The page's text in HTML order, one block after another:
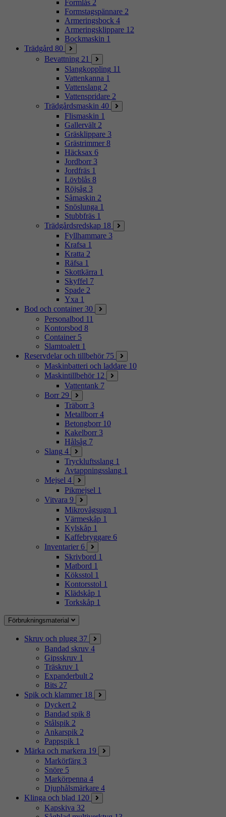
Formlås 2
Formstagspännare 2
Armeringsbock 4
Armeringsklippare 12
Bockmaskin 1
Trädgård 80
Bevattning 21
Slangkoppling 11
Vattenkanna 1
Vattenslang 2
Vattenspridare 2
Trädgårdsmaskin 40
Flismaskin 1
Gallervält 2
Gräsklippare 3
Grästrimmer 8
Häcksax 6
Jordborr 3
Jordfräs 1
Lövblås 8
Röjsåg 3
Såmaskin 2
Snöslunga 1
Stubbfräs 1
Trädgårdsredskap 18
Fyllhammare 3
Krafsa 1
Kratta 2
Räfsa 1
Skottkärra 1
Skyffel 7
Spade 2
Yxa 1
Bod och container 30
Personalbod 11
Kontorsbod 8
Container 5
Slamtoalett 1
Reservdelar och tillbehör 75
Maskinbatteri och laddare 10
Maskintillbehör 12
Vattentank 7
Borr 29
Träborr 3
Metallborr 4
Betongborr 10
Kakelborr 3
Hålsåg 7
Slang 4
Tryckluftsslang 1
Avtappningsslang 1
Mejsel 4
Pikmejsel 1
Vitvara 9
Mikrovågsugn 1
Värmeskåp 1
Kylskåp 1
Kaffebryggare 6
Inventarier 6
Skrivbord 1
Matbord 1
Köksstol 1
Kontorsstol 1
Klädskåp 1
Torkskåp 1
Förbrukningsmaterial
Skruv och plugg 37
Bandad skruv 4
Gipsskruv 1
Träskruv 1
Expanderbult 2
Bits 27
Spik och klammer 18
Dyckert 2
Bandad spik 8
Stålspik 2
Ankarspik 2
Pappspik 1
Märka och markera 19
Markörfärg 3
Snöre 5
Markörpenna 4
Djuphålsmärkare 4
Klinga och blad 120
Kapskiva 32